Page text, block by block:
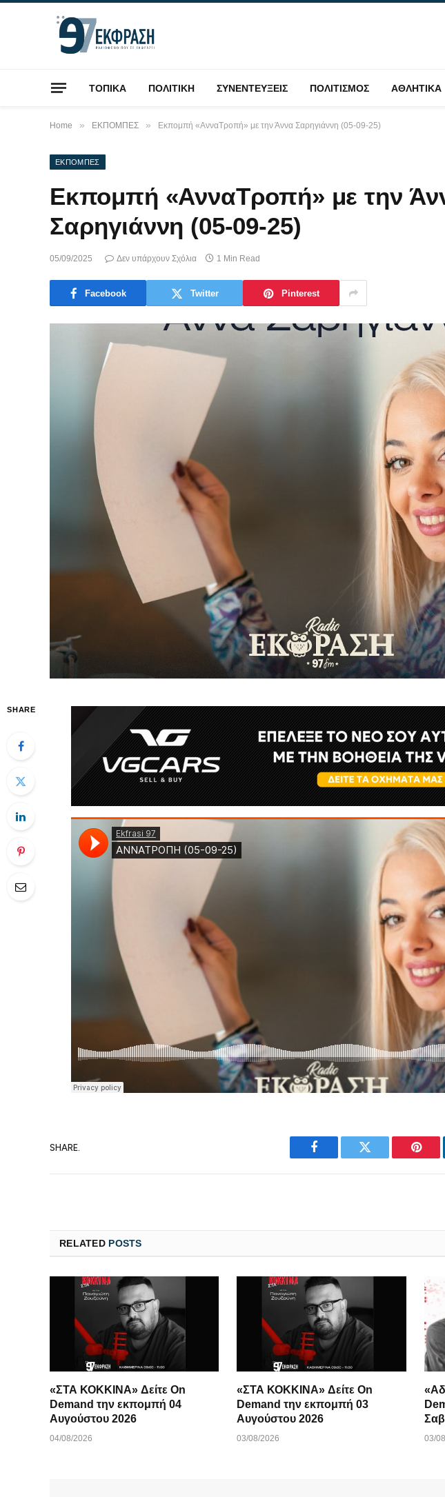
ΤΟΠΙΚΑ ΠΟΛΙΤΙΚΗ ΣΥΝΕΝΤΕΥΞΕΙΣ ΠΟΛΙΤΙΣΜΟΣ ΑΘΛΗΤΙΚΑ
Home » ΕΚΠΟΜΠΕΣ » Εκπομπή «ΑνναΤροπή» με την Άννα Σαρηγιάννη (05-09-25)
ΕΚΠΟΜΠΕΣ
Εκπομπή «ΑνναΤροπή» με την
Σαρηγιάννη (05-09-25)
05/09/2025 Δεν υπάρχουν Σχόλια 1 Min Read
Facebook Twitter Pinterest
SHARE
SHARE.
Facebook Twitter
RELATED POSTS
«ΣΤΑ ΚΟΚΚΙΝΑ» Δείτε On
Demand την εκπομπή 04
Αυγούστου 2026
04/08/2026
«ΣΤΑ ΚΟΚΚΙΝΑ» Δείτε On
Demand την εκπομπή 03
Αυγούστου 2026
03/08/2026 03/